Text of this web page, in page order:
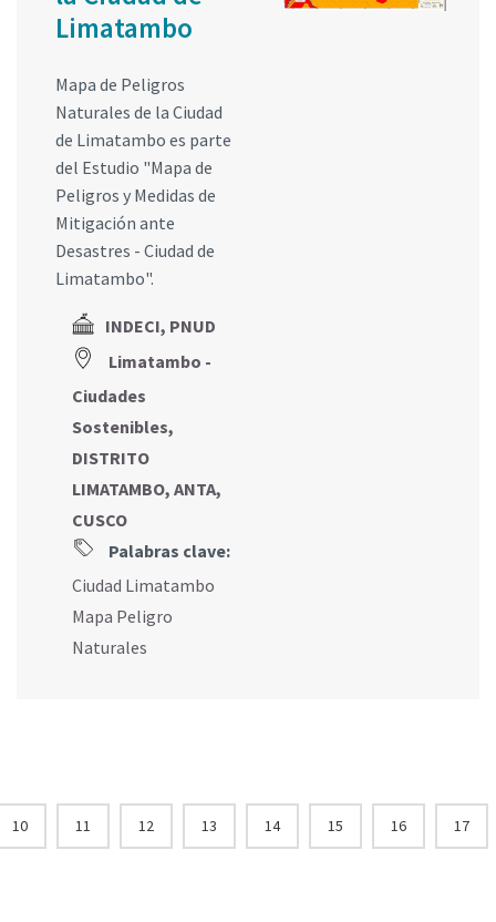
Limatambo
Mapa de Peligros
Naturales de la Ciudad
de Limatambo es parte
del Estudio "Mapa de
Peligros y Medidas de
Mitigación ante
Desastres - Ciudad de
Limatambo".
INDECI, PNUD
Limatambo -
Ciudades
Sostenibles,
DISTRITO
LIMATAMBO, ANTA,
CUSCO
Palabras clave:
Ciudad Limatambo
Mapa Peligro
Naturales
10 11 12 13 14 15 16 17